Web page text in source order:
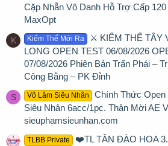
Cặp Nhẫn Vô Danh Hỗ Trợ Cấp
MaxOpt
K Kiếm Thế Mới Ra
⚔️ KIẾM THẾ TÂY
LONG OPEN TEST 06/08/2026
07/08/2026 Phiên Bản Trấn Phái –
Công Bằng – PK Đỉnh
S Võ Lâm Siêu Nhân
Chính Thức
Siêu Nhân 6acc/1pc. Thân Mời AE
sieuphamsieunhan.com
TLBB Private
❤️TL TÂN ĐÀO HOA